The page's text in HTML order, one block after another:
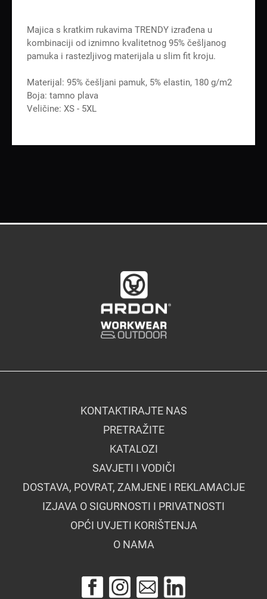
Majica s kratkim rukavima TRENDY izrađena u
kombinaciji od iznimno kvalitetnog 95% češljanog
pamuka i rastezljivog materijala u slim fit kroju.
Materijal: 95% češljani pamuk, 5% elastin, 180 g/m2
Boja: tamno plava
Veličine: XS - 5XL
KONTAKTIRAJTE NAS
PRETRAŽITE
KATALOZI
SAVJETI I VODIČI
DOSTAVA, POVRAT, ZAMJENE I REKLAMACIJE
IZJAVA O SIGURNOSTI I PRIVATNOSTI
OPĆI UVJETI KORIŠTENJA
O NAMA